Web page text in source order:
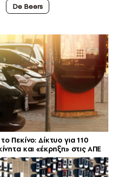
De Beers
Πεκίνο: Δίκτυο για 110
και «έκρηξη» στις ΑΠΕ